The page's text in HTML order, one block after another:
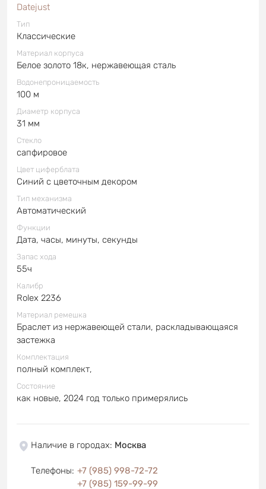
Datejust
Тип
Классические
Материал корпуса
Белое золото 18к, нержавеющая сталь
Водонепроницаемость
100 м
Диаметр корпуса
31 мм
Стекло
сапфировое
Цвет циферблата
Синий с цветочным декором
Тип механизма
Автоматический
Функции
Дата, часы, минуты, секунды
Запас хода
55ч
Калибр
Rolex 2236
Материал ремешка
Браслет из нержавеющей стали, раскладывающаяся
застежка
Комплектация
полный комплект,
Состояние
как новые, 2024 год только примерялись
Наличие в городах: Москва
Телефоны: +7 (985) 998-72-72
+7 (985) 159-99-99